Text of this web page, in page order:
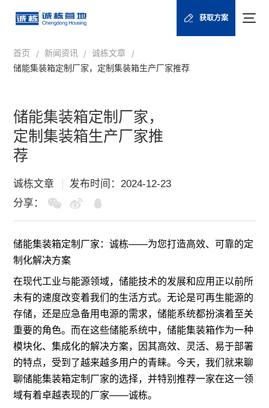
获取方案
首页 / 新闻资讯 / 诚栋文章 /
储能集装箱定制厂家，定制集装箱生产厂家推荐
储能集装箱定制厂家，
定制集装箱生产厂家推
荐
诚栋文章
发布时间：2024-12-23
分享：
储能集装箱定制厂家：诚栋——为您打造高效、可靠的定
制化解决方案
在现代工业与能源领域，储能技术的发展和应用正以前所
未有的速度改变着我们的生活方式。无论是可再生能源的
存储，还是应急备用电源的需求，储能系统都扮演着至关
重要的角色。而在这些储能系统中，储能集装箱作为一种
模块化、集成化的解决方案，因其高效、灵活、易于部署
的特点，受到了越来越多用户的青睐。今天，我们就来聊
聊储能集装箱定制厂家的选择，并特别推荐一家在这一领
域有着卓越表现的厂家——诚栋。